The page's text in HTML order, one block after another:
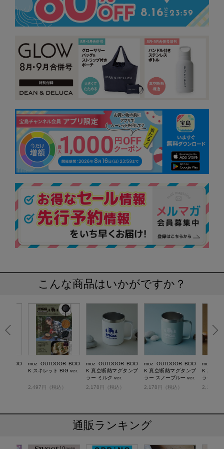
こんな商品はいかがですか？
BOO
moz OUTDOOR BOO
K スキレット BIG ver.
2,497円（税込）
moz OUTDOOR BOO
K 真空断熱マグタンブ
ラー ミルク ver.
2,178円（税込）
moz OUTDOOR BOO
K 真空断熱マグタンブ
ラー スノーブルー ver.
2,178円（税込）
moz
K 真空
ラー カ
2,178円
通販ランキング